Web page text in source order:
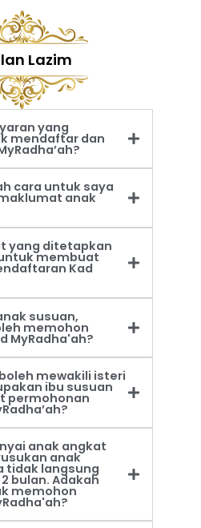
Lazim
yang
mendaftar dan
cara untuk saya
anak
yang ditetapkan
membuat
Kad
susuan,
memohon
MyRadha'ah?
mewakili isteri
ibu susuan
permohonan
anak angkat
anak
tidak langsung
bulan. Adakah
memohon